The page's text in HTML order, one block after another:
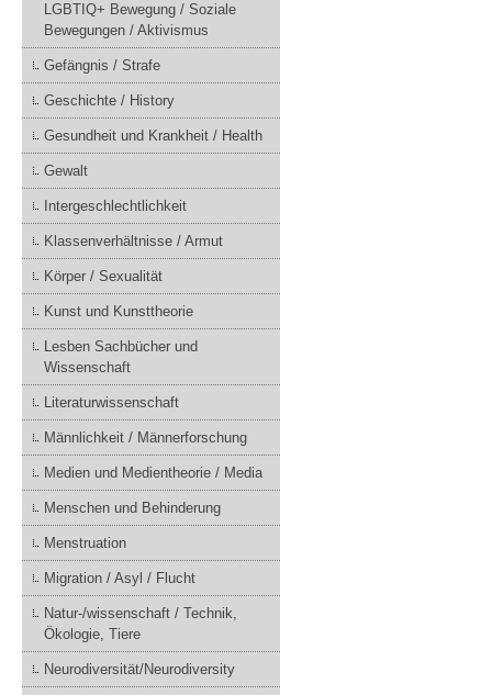
LGBTIQ+ Bewegung / Soziale
Bewegungen / Aktivismus
Gefängnis / Strafe
Geschichte / History
Gesundheit und Krankheit / Health
Gewalt
Intergeschlechtlichkeit
Klassenverhältnisse / Armut
Körper / Sexualität
Kunst und Kunsttheorie
Lesben Sachbücher und
Wissenschaft
Literaturwissenschaft
Männlichkeit / Männerforschung
Medien und Medientheorie / Media
Menschen und Behinderung
Menstruation
Migration / Asyl / Flucht
Natur-/wissenschaft / Technik,
Ökologie, Tiere
Neurodiversität/Neurodiversity